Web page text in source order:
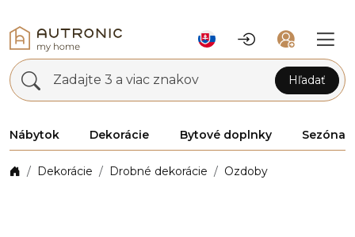
Zadajte 3 a viac znakov Hľadať
Nábytok Dekorácie Bytové doplnky Sezóna
Dekorácie Drobné dekorácie Ozdoby